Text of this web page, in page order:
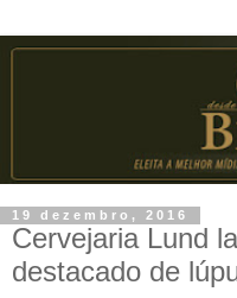
19 dezembro, 2016
Cervejaria Lund
destacado de